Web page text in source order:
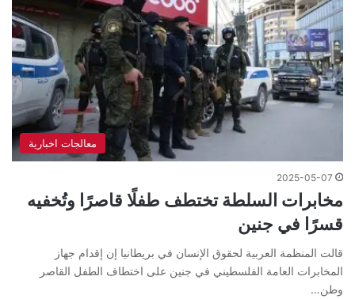
معالجات اخبارية
2025-05-07
مخابرات السلطة تختطف طفلًا قاصرًا وتُخفيه
قسرًا في جنين
قالت المنظمة العربية لحقوق الإنسان في بريطانيا إن إقدام جهاز
المخابرات العامة الفلسطيني في جنين على اختطاف الطفل القاصر
وطن…